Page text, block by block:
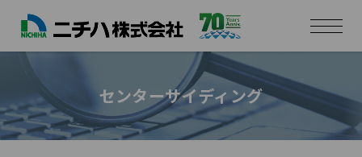
センターサイディング